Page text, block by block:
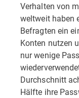
Verhalten von
weltweit haben
Befragten ein
Konten nutzen
nur wenige
Durchschnitt
Hälfte ihre